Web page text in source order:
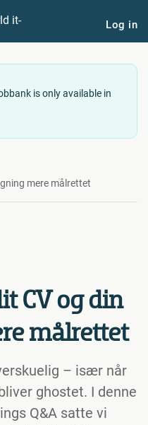
Log in
is only available in
mere målrettet
CV og din
målrettet
– især når
ghostet. I denne
Q&A satte vi